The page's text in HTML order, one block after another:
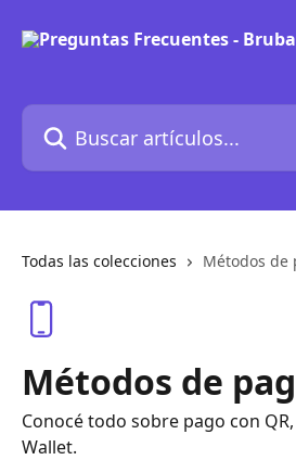
Buscar artículos...
Todas las colecciones Métodos de
Métodos de
Conocé todo sobre pago con
Wallet.